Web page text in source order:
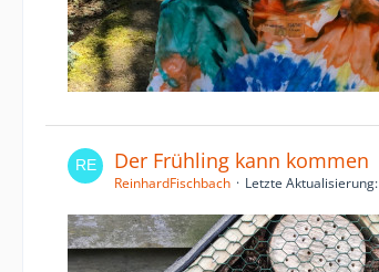
Der Frühling kann kommen
ReinhardFischbach Letzte Aktualisierung: